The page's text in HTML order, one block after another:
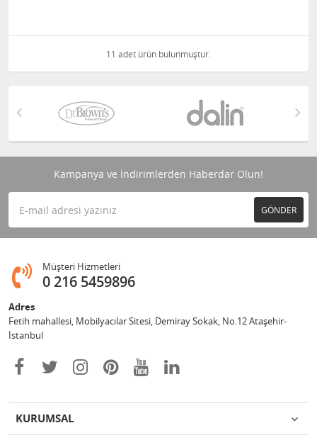
11 adet ürün bulunmuştur.
Kampanya ve İndirimlerden Haberdar Olun!
GÖNDER
Müşteri Hizmetleri
0 216 5459896
Adres
Fetih mahallesi, Mobilyacılar Sitesi, Demiray Sokak, No.12 Ataşehir-
İstanbul
KURUMSAL